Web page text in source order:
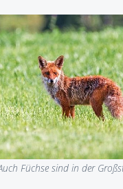
Füchse sind in der